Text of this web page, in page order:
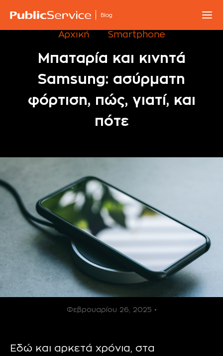
Blog
Αρχική Smartphone
Μπαταρία και κινητά
Samsung: ασύρματη
φόρτιση, πώς, γιατί, και
πότε
Φεβρουαρίου 26, 2025 •
Εδώ και αρκετά χρόνια, στα